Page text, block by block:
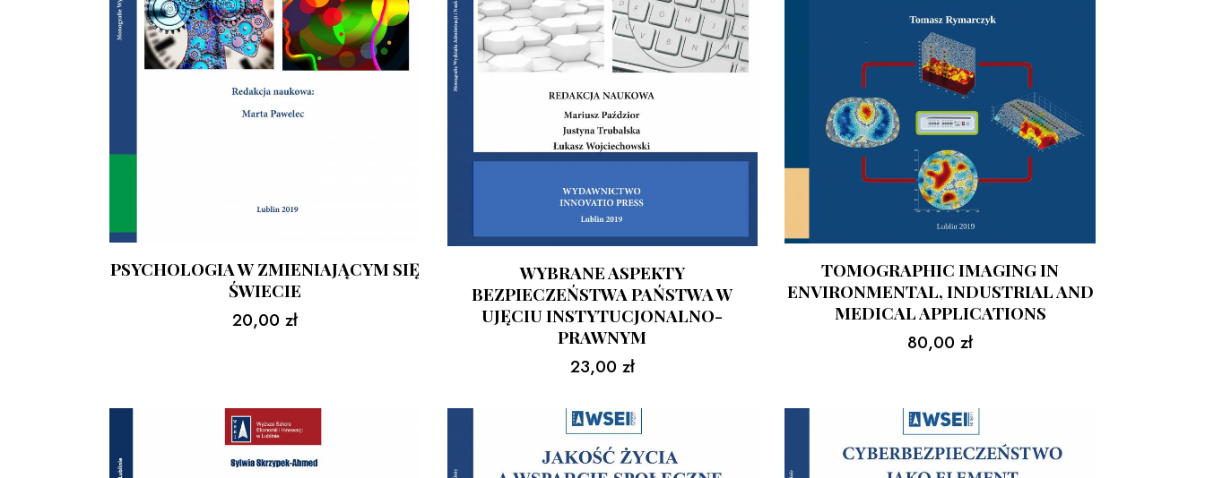
PSYCHOLOGIA W ZMIENIAJĄCYM SIĘ
ŚWIECIE
20,00 zł
WYBRANE ASPEKTY
BEZPIECZEŃSTWA PAŃSTWA W
UJĘCIU INSTYTUCJONALNO-
PRAWNYM
23,00 zł
TOMOGRAPHIC IMAGING IN
ENVIRONMENTAL, INDUSTRIAL AND
MEDICAL APPLICATIONS
80,00zł